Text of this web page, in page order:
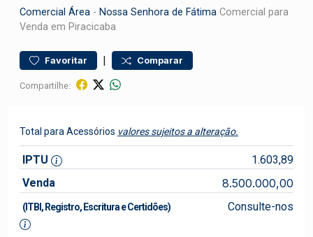
Comercial Área - Nossa Senhora de Fátima Comercial para
Venda em Piracicaba
Favoritar | Comparar
Compartilhe:
Total para Acessórios valores sujeitos a alteração.
IPTU
1.603,89
Venda
8.500.000,00
(ITBI, Registro, Escritura e Certidões) Consulte-nos